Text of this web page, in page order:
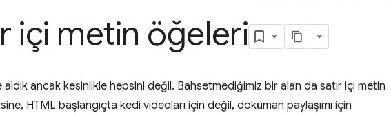
içi metin öğeleri
ancak kesinlikle hepsini değil. Bahsetmediğimiz bir alan da satır içi metin
HTML başlangıçta kedi videoları için değil, doküman paylaşımı için